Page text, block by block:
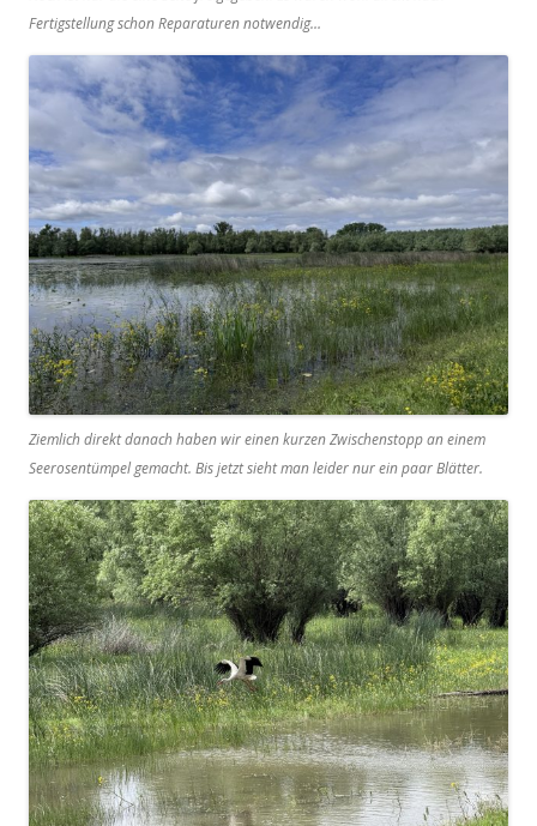
Fertigstellung schon Reparaturen notwendig…
Ziemlich direkt danach haben wir einen kurzen Zwischenstopp an einem
Seerosentümpel gemacht. Bis jetzt sieht man leider nur ein paar Blätter.